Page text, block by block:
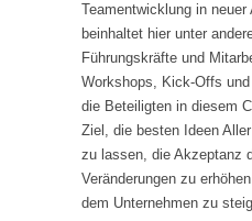
Teamentwicklung in neuer
beinhaltet hier unter
Führungskräfte und
Workshops, Kick-Offs
die Beteiligten in diesem
Ziel, die besten Ideen
zu lassen, die Akzeptanz
Veränderungen zu
dem Unternehmen zu